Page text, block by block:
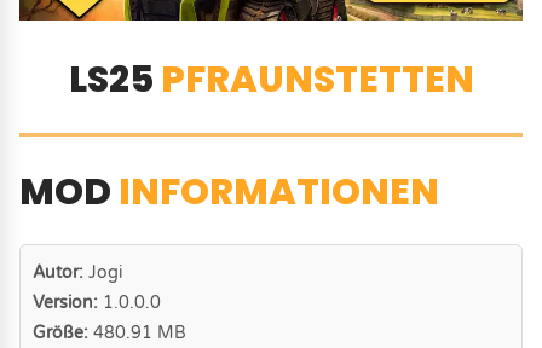
LS25 PFRAUNSTETTEN
MOD INFORMATIONEN
Autor: Jogi
Version: 1.0.0.0
Größe: 480.91 MB